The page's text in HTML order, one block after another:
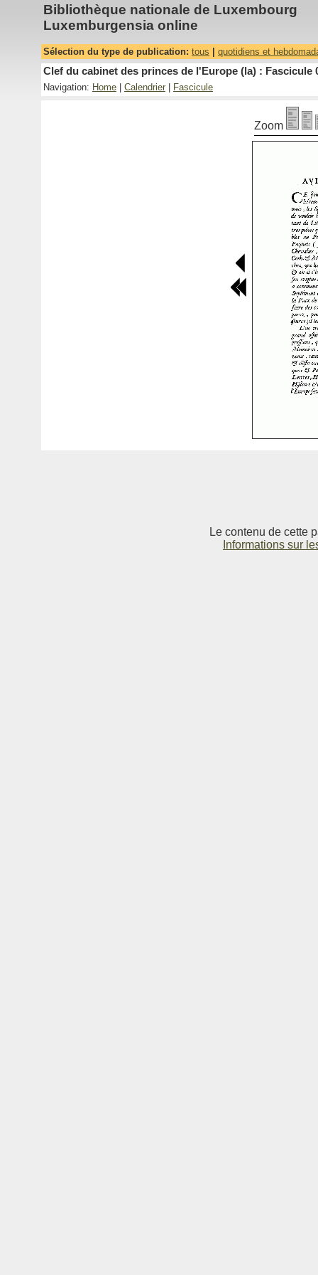
Bibliothèque nationale de Luxembourg
Luxemburgensia online
Sélection du type de publication: tous quotidiens et
Clef du cabinet des princes de l'Europe (la) : Fascicule
Navigation: Home Calendrier Fascicule
Zoom
Le contenu de cette
Informations sur